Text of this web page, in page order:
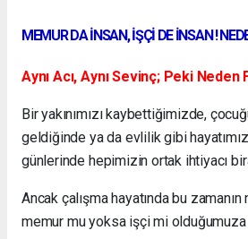
MEMUR DA İNSAN, İŞÇİ DE İNSAN !
Aynı Acı, Aynı Sevinç; Peki Neden
Bir yakınımızı kaybettiğimizde,
geldiğinde ya da evlilik gibi
günlerinde hepimizin ortak ihtiyacı
Ancak çalışma hayatında bu zamanın
memur mu yoksa işçi mi